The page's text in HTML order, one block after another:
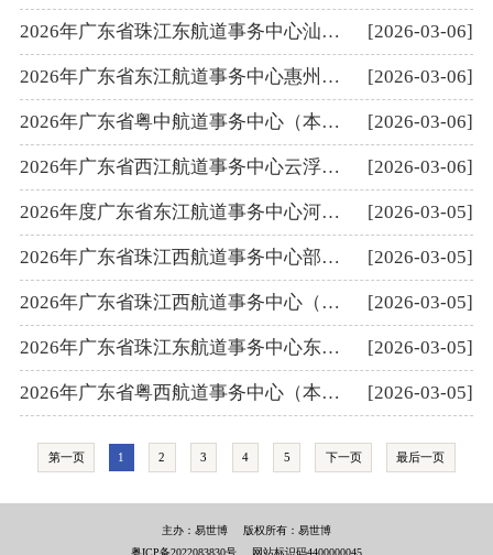
2026年广东省珠江东航道事务中心汕尾航道所部门预算 [2026-03-06]
2026年广东省东江航道事务中心惠州航道所部门预算 [2026-03-06]
2026年广东省粤中航道事务中心（本级）部门预算 [2026-03-06]
2026年广东省西江航道事务中心云浮航道所部门预算 [2026-03-06]
2026年度广东省东江航道事务中心河源航道所部门预算 [2026-03-05]
2026年广东省珠江西航道事务中心部门预算 [2026-03-05]
2026年广东省珠江西航道事务中心（本级）部门预算 [2026-03-05]
2026年广东省珠江东航道事务中心东莞航道所部门预算 [2026-03-05]
2026年广东省粤西航道事务中心（本级）部门预算 [2026-03-05]
第一页 1 2 3 4 5 下一页 最后一页
主办：易世博
版权所有：易世博
粤ICP备2022083830号
网站标识码4400000045